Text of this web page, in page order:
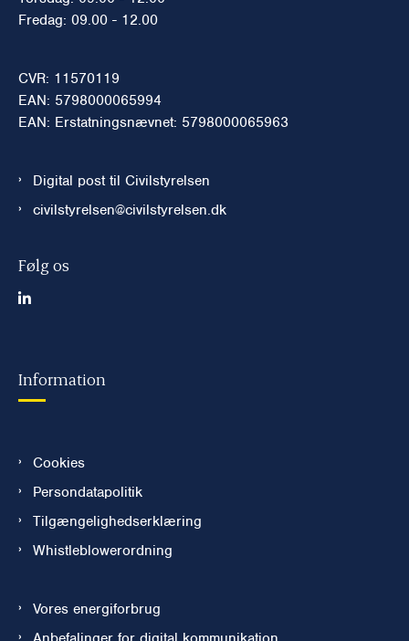
Fredag: 09.00 - 12.00
CVR: 11570119
EAN: 5798000065994
EAN: Erstatningsnævnet: 5798000065963
Digital post til Civilstyrelsen
civilstyrelsen@civilstyrelsen.dk
Følg os
Information
Cookies
Persondatapolitik
Tilgængelighedserklæring
Whistleblowerordning
Vores energiforbrug